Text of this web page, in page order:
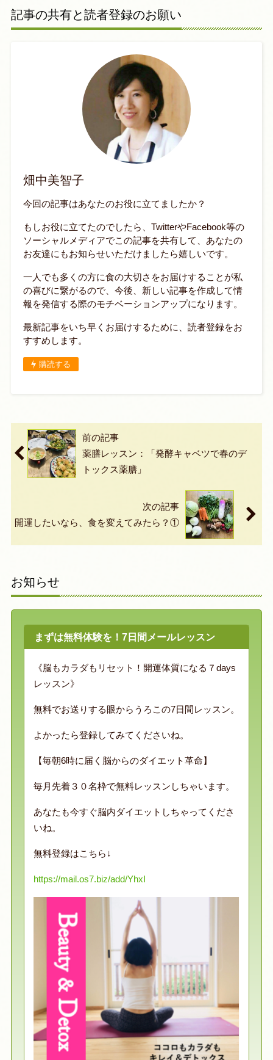
記事の共有と読者登録のお願い
畑中美智子
今回の記事はあなたのお役に立てましたか？
もしお役に立てたのでしたら、TwitterやFacebook等の
ソーシャルメディアでこの記事を共有して、あなたの
お友達にもお知らせいただけましたら嬉しいです。
一人でも多くの方に食の大切さをお届けすることが私
の喜びに繋がるので、今後、新しい記事を作成して情
報を発信する際のモチベーションアップになります。
最新記事をいち早くお届けするために、読者登録をお
すすめします。
購読する
前の記事
薬膳レッスン：「発酵キャベツで春のデ
トックス薬膳」
次の記事
開運したいなら、食を変えてみたら？①
お知らせ
まずは無料体験を！7日間メールレッスン
《脳もカラダもリセット！開運体質になる７days
レッスン》
無料でお送りする眼からうろこの7日間レッスン。
よかったら登録してみてくださいね。
【毎朝6時に届く脳からのダイエット革命】
毎月先着３０名枠で無料レッスンしちゃいます。
あなたも今すぐ脳内ダイエットしちゃってくださ
いね。
無料登録はこちら↓
https://mail.os7.biz/add/YhxI